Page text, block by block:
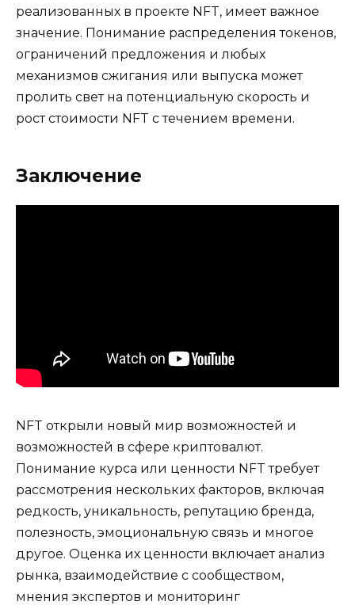
реализованных в проекте NFT, имеет важное
значение. Понимание распределения токенов,
ограничений предложения и любых
механизмов сжигания или выпуска может
пролить свет на потенциальную скорость и
рост стоимости NFT с течением времени.
Заключение
NFT открыли новый мир возможностей и
возможностей в сфере криптовалют.
Понимание курса или ценности NFT требует
рассмотрения нескольких факторов, включая
редкость, уникальность, репутацию бренда,
полезность, эмоциональную связь и многое
другое. Оценка их ценности включает анализ
рынка, взаимодействие с сообществом,
мнения экспертов и мониторинг